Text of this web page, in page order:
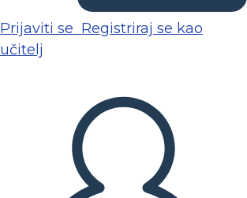
Prijaviti se Registriraj se kao
učitelj